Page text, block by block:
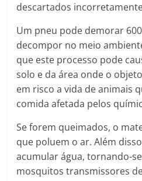
descartados
Um pneu pode demorar
decompor no meio
que este processo pode
solo e da área onde o
em risco a vida de animais
comida afetada pelos
Se forem queimados, o
que poluem o ar. Além
acumular água, tornando-
mosquitos transmissores